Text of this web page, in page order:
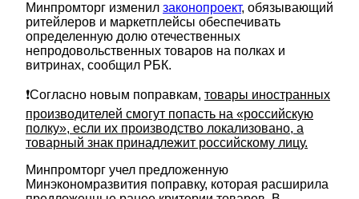
Минпромторг изменил законопроект, обязывающий
ритейлеров и маркетплейсы обеспечивать
определенную долю отечественных
непродовольственных товаров на полках и
витринах, сообщил РБК.
❗Согласно новым поправкам, товары иностранных
производителей смогут попасть на «российскую
полку», если их производство локализовано, а
товарный знак принадлежит российскому лицу.
Минпромторг учел предложенную
Минэкономразвития поправку, которая расширила